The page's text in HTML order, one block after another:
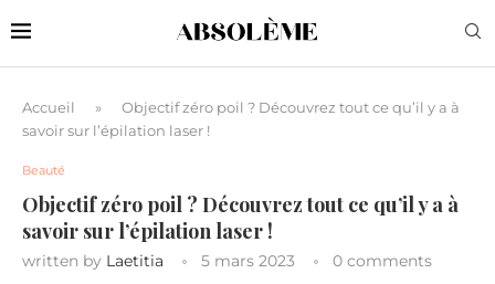
Accueil »
Objectif zéro poil ? Découvrez tout ce qu’il y a à
savoir sur l’épilation laser !
Beauté
Objectif zéro poil ? Découvrez tout ce qu’il y a à
savoir sur l’épilation laser !
written by Laetitia 5 mars 2023 0 comments